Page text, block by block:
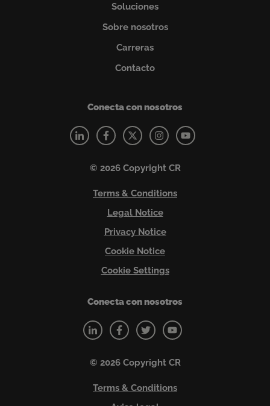
Soluciones
Sobre nosotros
Carreras
Contacto
Conecta con nosotros
© 2026 Copyright CR
Terms & Conditions
Legal Notice
Privacy Notice
Cookie Notice
Cookie Settings
Conecta con nosotros
© 2026 Copyright CR
Terms & Conditions